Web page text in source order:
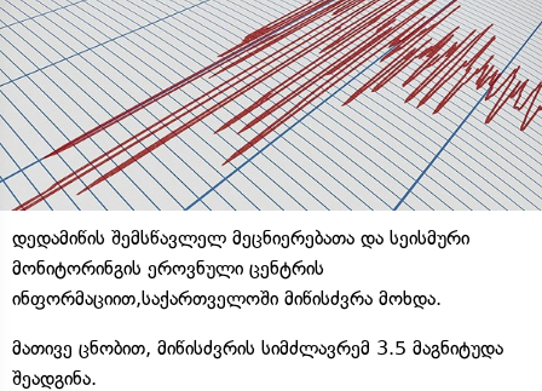
დედამიწის შემსწავლელ მეცნიერებათა და სეისმური
მონიტორინგის ეროვნული ცენტრის
ინფორმაციით,საქართველოში მიწისძვრა მოხდა.
მათივე ცნობით, მიწისძვრის სიმძლავრემ 3.5 მაგნიტუდა
შეადგინა.